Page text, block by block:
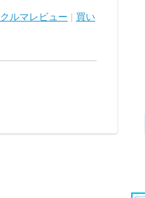
クルマレビュー | 買い